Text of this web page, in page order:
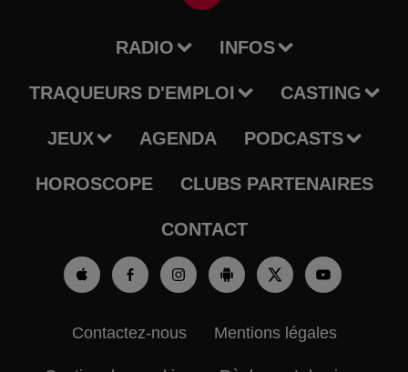
RADIO INFOS
TRAQUEURS D'EMPLOI CASTING
JEUX AGENDA PODCASTS
HOROSCOPE CLUBS PARTENAIRES
CONTACT
Contactez-nous Mentions légales